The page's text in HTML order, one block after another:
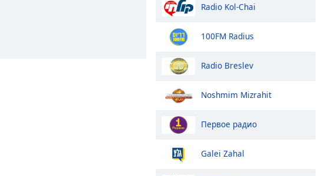
Radio Kol-Chai
100FM Radius
Radio Breslev
Noshmim Mizrahit
Первое радио
Galei Zahal